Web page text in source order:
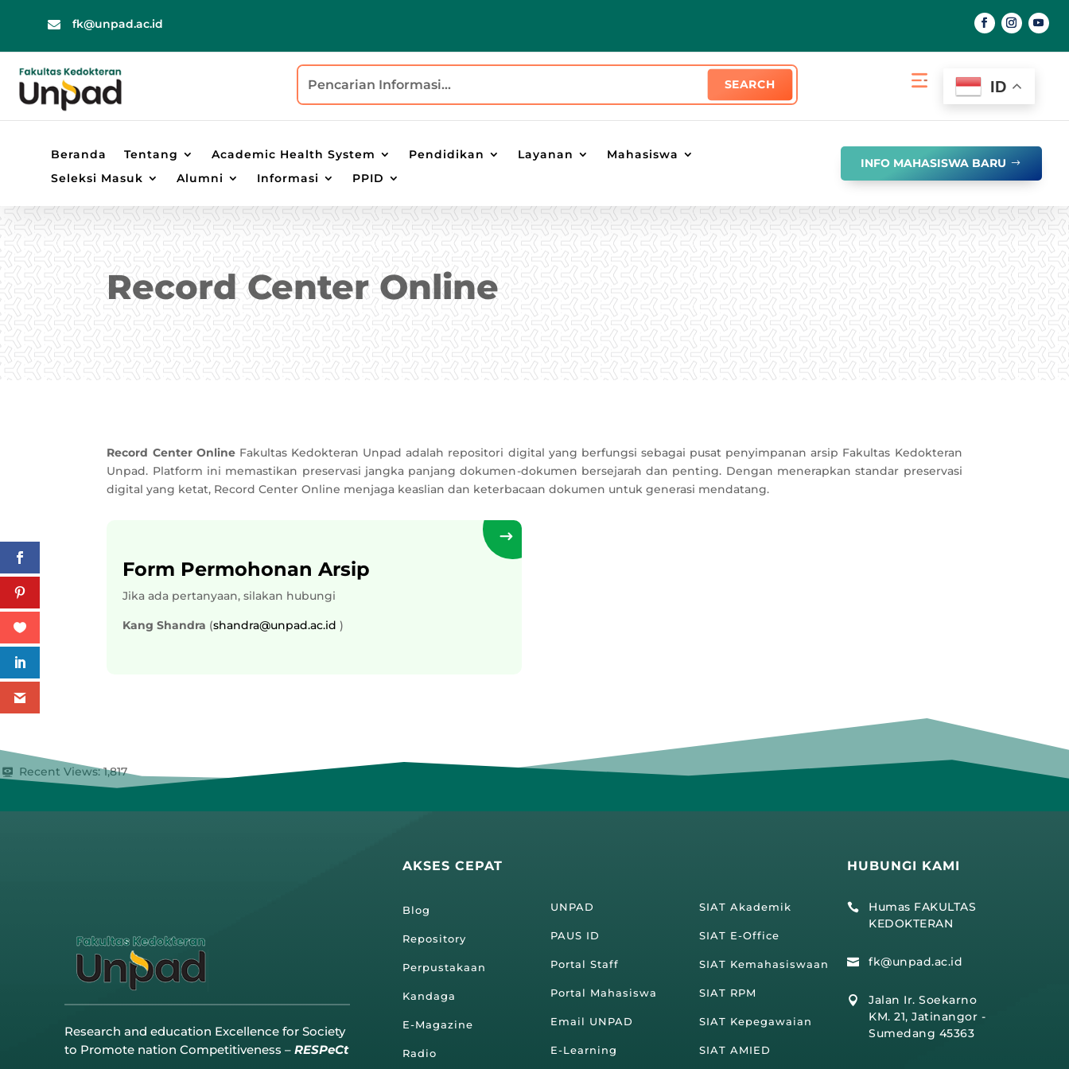
 fk@unpad.ac.id
ID
Beranda Tentang Academic Health System Pendidikan Layanan
Mahasiswa
Seleksi Masuk
Alumni Informasi PPID
INFO MAHASISWA BARU
Record Center Online
Record Center OnlineFakultas Kedokteran Unpad adalah repositori digital yang berfungsi sebagai pusat penyimpanan arsip Fakultas Kedokteran
Unpad. Platform ini memastikan preservasi jangka panjang dokumen-dokumen bersejarah dan penting. Dengan menerapkan standar preservasi
digital yang ketat, Record Center Online menjaga keaslian dan keterbacaan dokumen untuk generasi mendatang.
Form Permohonan Arsip
Jika ada pertanyaan, silakan hubungi
Kang Shandra (shandra@unpad.ac.id )
Recent Views: 1,817
Research and education Excellence for Society
to Promote nation Competitiveness –RESPeCt
AKSES CEPAT
Blog
Repository
Perpustakaan
Kandaga
E-Magazine
Radio
UNPAD
PAUS ID
Portal Staff
Portal Mahasiswa
Email UNPAD
E-Learning
SIAT Akademik
SIAT E-Office
SIAT Kemahasiswaan
SIAT RPM
SIAT Kepegawaian
SIAT AMIED
HUBUNGI KAMI

Humas FAKULTAS
KEDOKTERAN
 fk@unpad.ac.id

Jalan Ir. Soekarno
KM. 21, Jatinangor -
Sumedang 45363